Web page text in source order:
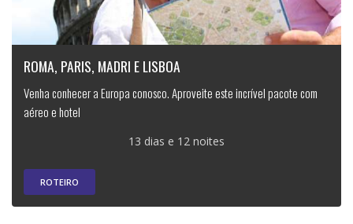
ROMA, PARIS, MADRI E LISBOA
Venha conhecer a Europa conosco. Aproveite este incrível pacote com
aéreo e hotel
13 dias e 12 noites
ROTEIRO